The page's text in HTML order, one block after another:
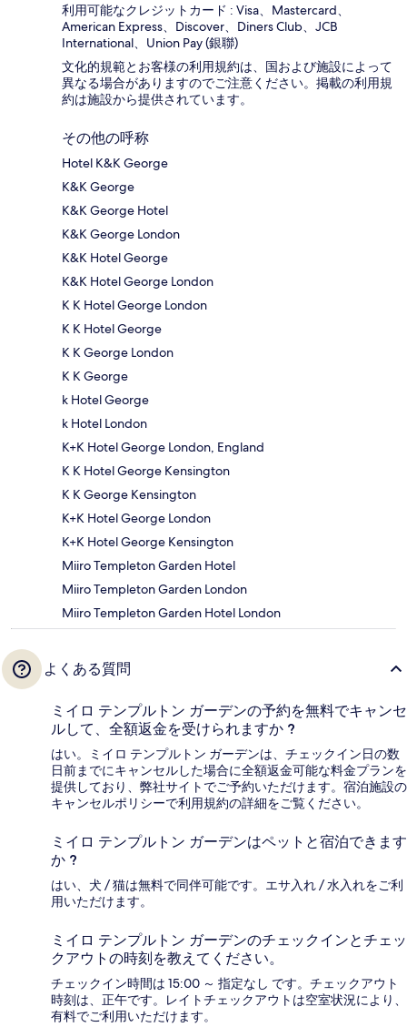
利用可能なクレジットカード : Visa、Mastercard、
American Express、Discover、Diners Club、JCB
International、Union Pay (銀聯)
文化的規範とお客様の利用規約は、国および施設によって
異なる場合がありますのでご注意ください。掲載の利用規
約は施設から提供されています。
その他の呼称
Hotel K&K George
K&K George
K&K George Hotel
K&K George London
K&K Hotel George
K&K Hotel George London
K K Hotel George London
K K Hotel George
K K George London
K K George
k Hotel George
k Hotel London
K+K Hotel George London, England
K K Hotel George Kensington
K K George Kensington
K+K Hotel George London
K+K Hotel George Kensington
Miiro Templeton Garden Hotel
Miiro Templeton Garden London
Miiro Templeton Garden Hotel London
よくある質問
ミイロ テンプルトン ガーデンの予約を無料でキャンセ
ルして、全額返金を受けられますか ?
はい。ミイロ テンプルトン ガーデンは、チェックイン日の数
日前までにキャンセルした場合に全額返金可能な料金プランを
提供しており、弊社サイトでご予約いただけます。宿泊施設の
キャンセルポリシーで利用規約の詳細をご覧ください。
ミイロ テンプルトン ガーデンはペットと宿泊できます
か ?
はい、犬 / 猫は無料で同伴可能です。エサ入れ / 水入れをご利
用いただけます。
ミイロ テンプルトン ガーデンのチェックインとチェッ
クアウトの時刻を教えてください。
チェックイン時間は 15:00 ～ 指定なし です。チェックアウト
時刻は、正午です。レイトチェックアウトは空室状況により、
有料でご利用いただけます。